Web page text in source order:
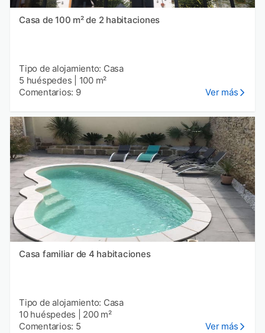
Casa de 100 m² de 2 habitaciones
Tipo de alojamiento: Casa
5 huéspedes
100 m²
Comentarios: 9
Ver más
Casa familiar de 4 habitaciones
Tipo de alojamiento: Casa
10 huéspedes
200 m²
Comentarios: 5
Ver más